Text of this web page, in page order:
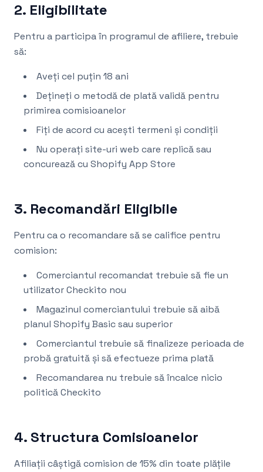
2. Eligibilitate
Pentru a participa în programul de afiliere, trebuie
să:
Aveți cel puțin 18 ani
Dețineți o metodă de plată validă pentru
primirea comisioanelor
Fiți de acord cu acești termeni și condiții
Nu operați site-uri web care replică sau
concurează cu Shopify App Store
3. Recomandări Eligibile
Pentru ca o recomandare să se califice pentru
comision:
Comerciantul recomandat trebuie să fie un
utilizator Checkito nou
Magazinul comerciantului trebuie să aibă
planul Shopify Basic sau superior
Comerciantul trebuie să finalizeze perioada de
probă gratuită și să efectueze prima plată
Recomandarea nu trebuie să încalce nicio
politică Checkito
4. Structura Comisioanelor
Afiliații câștigă comision de 15% din toate plățile